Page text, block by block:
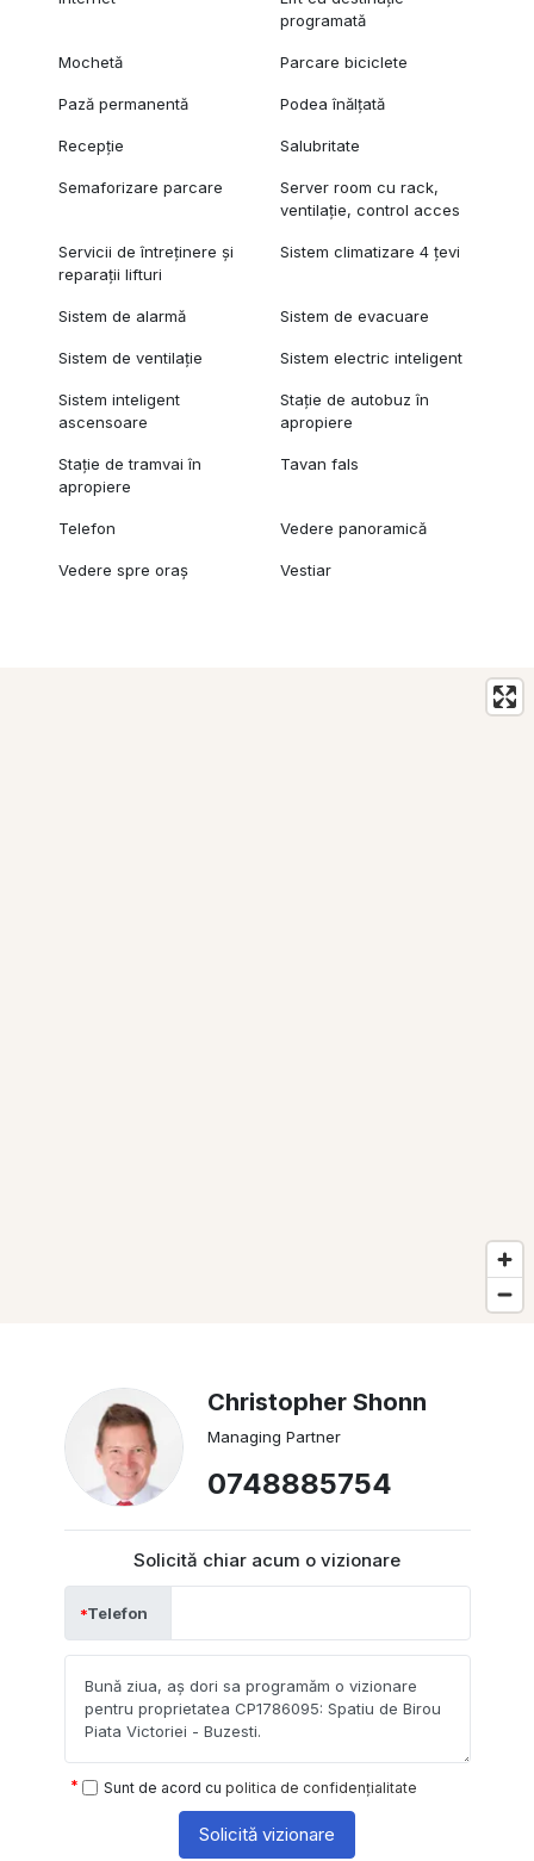
programată
Mochetă Parcare biciclete
Pază permanentă Podea înălțată
Recepție Salubritate
Semaforizare parcare
Server room cu rack,
ventilație, control acces
Servicii de întreținere și
reparații lifturi
Sistem climatizare 4 țevi
Sistem de alarmă Sistem de evacuare
Sistem de ventilație Sistem electric inteligent
Sistem inteligent
ascensoare
Stație de autobuz în
apropiere
Stație de tramvai în
apropiere
Tavan fals
Telefon Vedere panoramică
Vedere spre oraș Vestiar
Christopher Shonn
Managing Partner
0748885754
Solicită chiar acum o vizionare
Telefon
Sunt de acord cu politica de confidențialitate
Solicită vizionare